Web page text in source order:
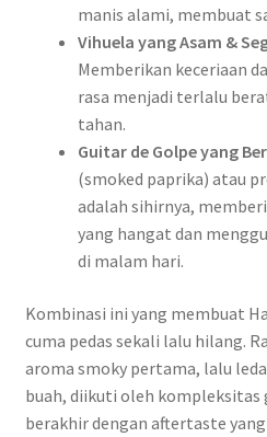
manis alami, membuat
Vihuela yang Asam &
Memberikan keceriaan
rasa menjadi terlalu
tahan.
Guitar de Golpe yang
(smoked paprika) atau
adalah sihirnya,
yang hangat dan
di malam hari.
Kombinasi ini yang membuat
cuma pedas sekali lalu hilang.
aroma smoky pertama, lalu
buah, diikuti oleh kompleksitas
berakhir dengan aftertaste